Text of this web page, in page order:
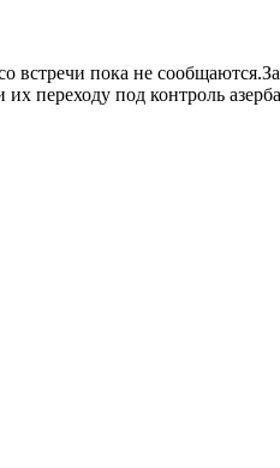
пока не
переходу под контроль